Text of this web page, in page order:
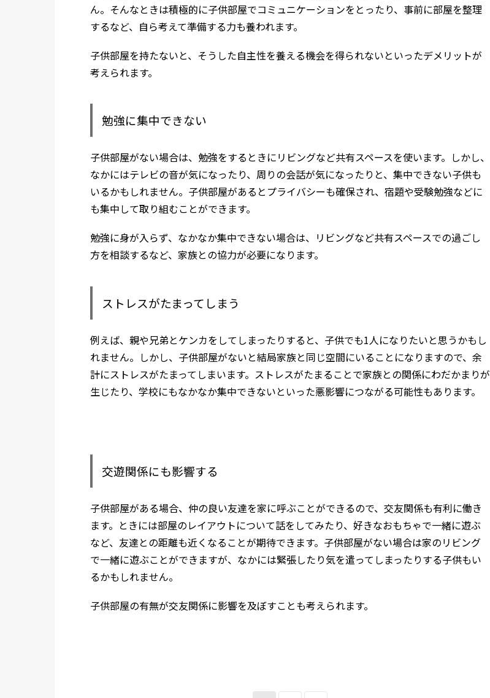
ん。そんなときは積極的に子供部屋でコミュニケーションをとったり、事前に部屋を整理
するなど、自ら考えて準備する力も養われます。
子供部屋を持たないと、そうした自主性を養える機会を得られないといったデメリットが
考えられます。
勉強に集中できない
子供部屋がない場合は、勉強をするときにリビングなど共有スペースを使います。しかし、
なかにはテレビの音が気になったり、周りの会話が気になったりと、集中できない子供も
いるかもしれません。子供部屋があるとプライバシーも確保され、宿題や受験勉強などに
も集中して取り組むことができます。
勉強に身が入らず、なかなか集中できない場合は、リビングなど共有スペースでの過ごし
方を相談するなど、家族との協力が必要になります。
ストレスがたまってしまう
例えば、親や兄弟とケンカをしてしまったりすると、子供でも1人になりたいと思うかもし
れません。しかし、子供部屋がないと結局家族と同じ空間にいることになりますので、余
計にストレスがたまってしまいます。ストレスがたまることで家族との関係にわだかまりが
生じたり、学校にもなかなか集中できないといった悪影響につながる可能性もあります。
交遊関係にも影響する
子供部屋がある場合、仲の良い友達を家に呼ぶことができるので、交友関係も有利に働き
ます。ときには部屋のレイアウトについて話をしてみたり、好きなおもちゃで一緒に遊ぶ
など、友達との距離も近くなることが期待できます。子供部屋がない場合は家のリビング
で一緒に遊ぶことができますが、なかには緊張したり気を遣ってしまったりする子供もい
るかもしれません。
子供部屋の有無が交友関係に影響を及ぼすことも考えられます。